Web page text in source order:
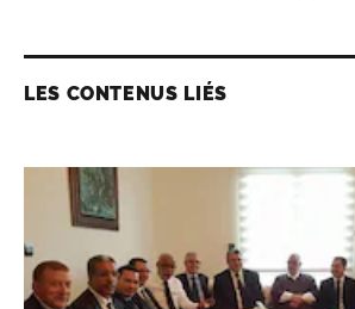
LES CONTENUS LIÉS